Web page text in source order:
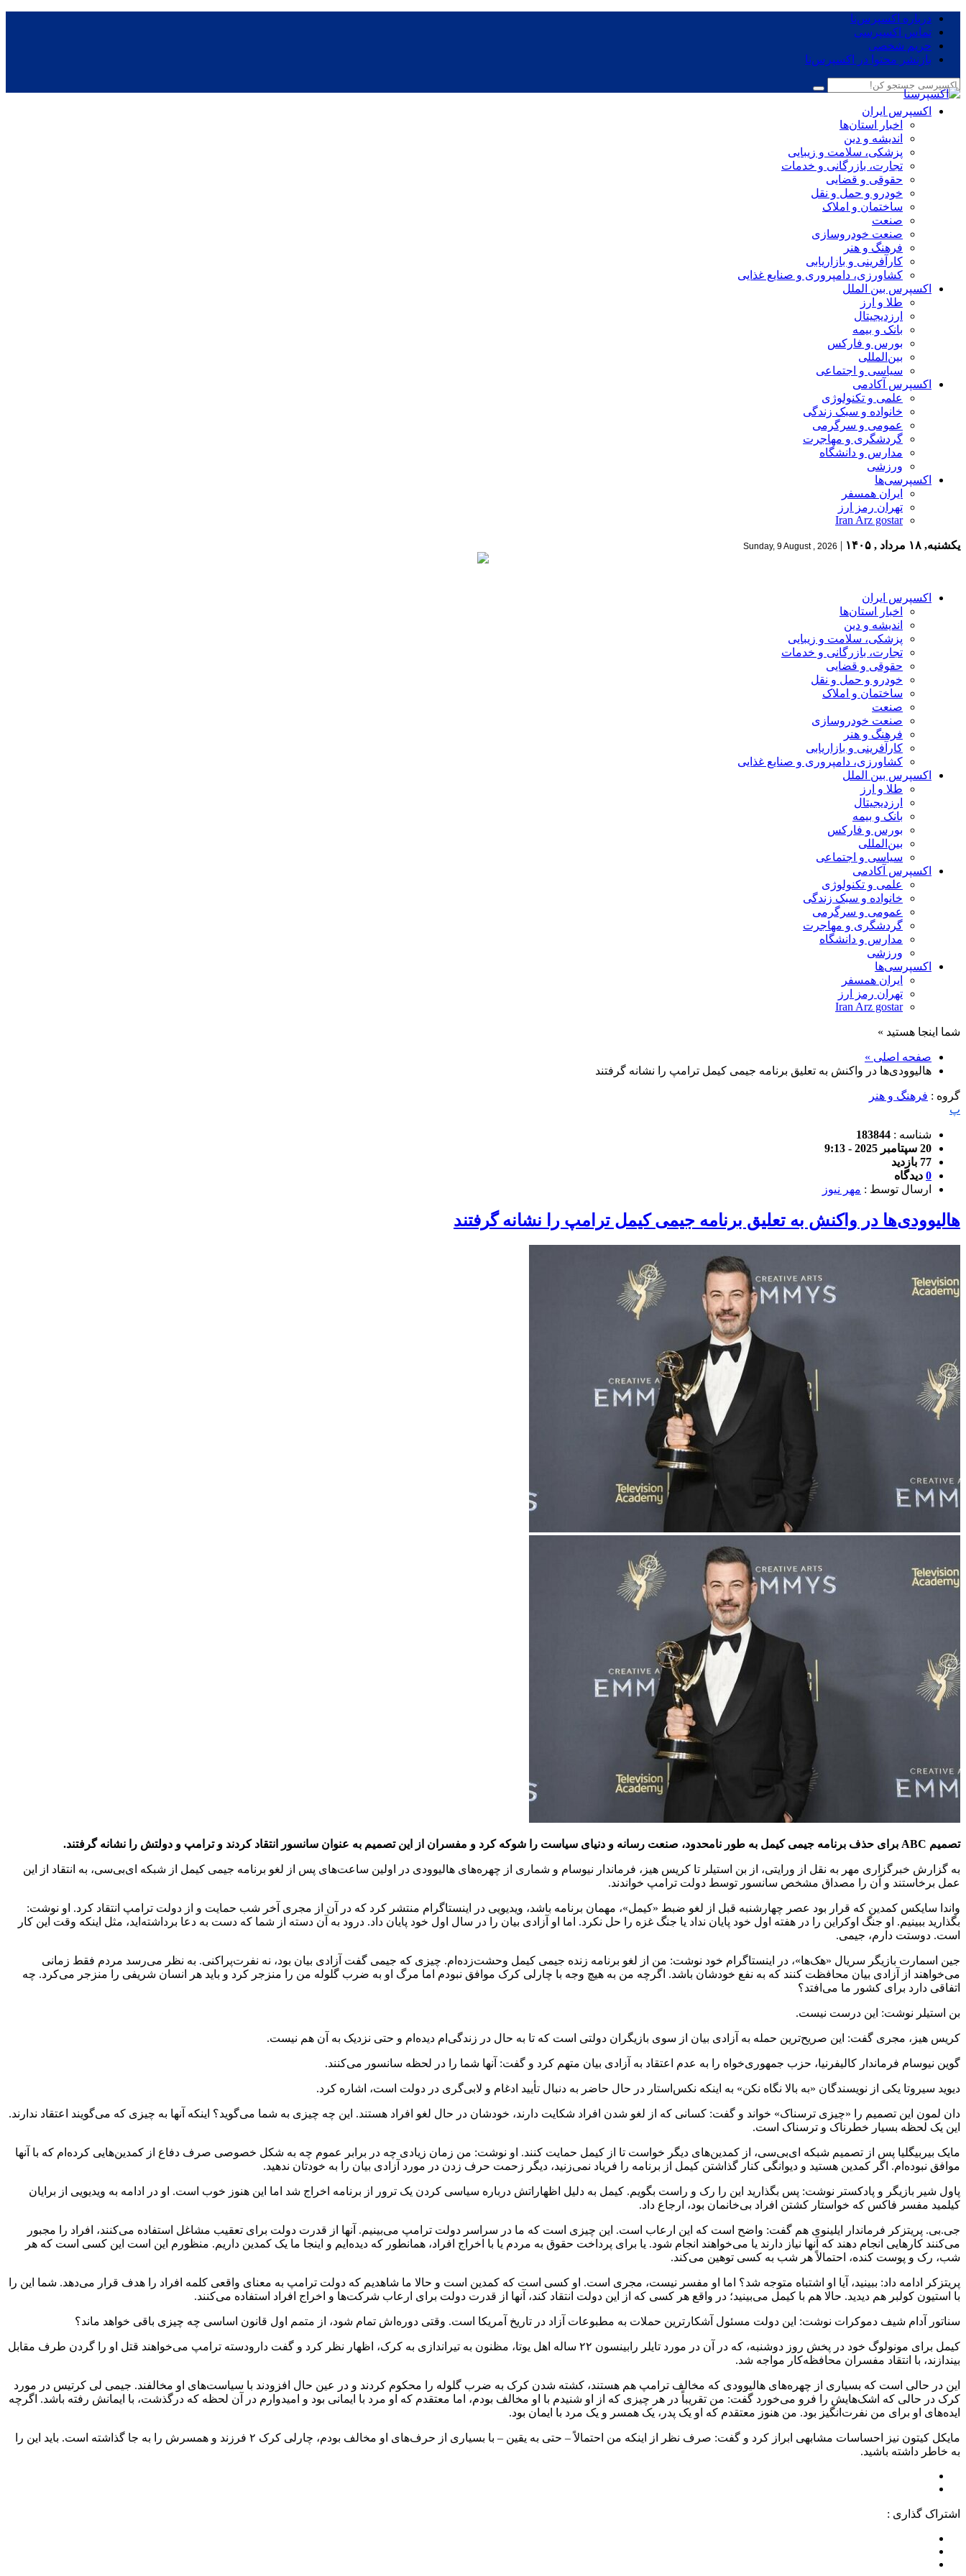
درباره اکسپرس‌نا
تماس اکسپرسی
حریم شخصی
بازنشر محتوا در اکسپرس‌نا
اکسپرس ایران
اخبار استان‌ها
اندیشه و دین
پزشکی، سلامت و زیبایی
تجارت، بازرگانی و خدمات
حقوقی و قضایی
خودرو و حمل و نقل
ساختمان و املاک
صنعت
صنعت خودروسازی
فرهنگ و هنر
کارآفرینی و بازاریابی
کشاورزی، دامپروری و صنایع غذایی
اکسپرس بین الملل
طلا و ارز
ارزدیجیتال
بانک و بیمه
بورس و فارکس
بین‌المللی
سیاسی و اجتماعی
اکسپرس آکادمی
علمی و تکنولوژی
خانواده و سبک زندگی
عمومی و سرگرمی
گردشگری و مهاجرت
مدارس و دانشگاه
ورزشی
اکسپرسی‌ها
ایران همسفر
تهران رمز ارز
Iran Arz gostar
یکشنبه, ۱۸ مرداد , ۱۴۰۵ |
Sunday, 9 August , 2026
اکسپرس ایران
اخبار استان‌ها
اندیشه و دین
پزشکی، سلامت و زیبایی
تجارت، بازرگانی و خدمات
حقوقی و قضایی
خودرو و حمل و نقل
ساختمان و املاک
صنعت
صنعت خودروسازی
فرهنگ و هنر
کارآفرینی و بازاریابی
کشاورزی، دامپروری و صنایع غذایی
اکسپرس بین الملل
طلا و ارز
ارزدیجیتال
بانک و بیمه
بورس و فارکس
بین‌المللی
سیاسی و اجتماعی
اکسپرس آکادمی
علمی و تکنولوژی
خانواده و سبک زندگی
عمومی و سرگرمی
گردشگری و مهاجرت
مدارس و دانشگاه
ورزشی
اکسپرسی‌ها
ایران همسفر
تهران رمز ارز
Iran Arz gostar
شما اینجا هستید »
صفحه اصلی »
هالیوودی‌ها در واکنش به تعلیق برنامه جیمی کیمل ترامپ را نشانه گرفتند
گروه : فرهنگ و هنر
پ
شناسه : 183844
20 سپتامبر 2025 - 9:13
77 بازدید
0 دیدگاه
ارسال توسط : مهر نیوز
هالیوودی‌ها در واکنش به تعلیق برنامه جیمی کیمل ترامپ را نشانه گرفتند
تصمیم ABC برای حذف برنامه جیمی کیمل به طور نامحدود، صنعت رسانه و دنیای سیاست را شوکه کرد و مفسران از این تصمیم به عنوان سانسور انتقاد کردند و ترامپ و دولتش را نشانه گرفتند.
به گزارش خبرگزاری مهر به نقل از ورایتی، از بن استیلر تا کریس هیز، فرماندار نیوسام و شماری از چهره‌های هالیوودی در اولین ساعت‌های پس از لغو برنامه جیمی کیمل از شبکه ای‌بی‌سی، به انتقاد از این
عمل برخاستند و آن را مصداق مشخص سانسور توسط دولت ترامپ خواندند.
واندا سایکس کمدین که قرار بود عصر چهارشنبه قبل از لغو ضبط «کیمل»، مهمان برنامه باشد، ویدیویی در اینستاگرام منتشر کرد که در آن از مجری آخر شب حمایت و از دولت ترامپ انتقاد کرد. او نوشت:
بگذارید ببینیم. او جنگ اوکراین را در هفته اول خود پایان نداد یا جنگ غزه را حل نکرد. اما او آزادی بیان را در سال اول خود پایان داد. درود به آن دسته از شما که دست به دعا برداشته‌اید، مثل اینکه وقت این کار
است. دوستت دارم، جیمی.
جین اسمارت بازیگر سریال «هک‌ها»، در اینستاگرام خود نوشت: من از لغو برنامه زنده جیمی کیمل وحشت‌زده‌ام. چیزی که جیمی گفت آزادی بیان بود، نه نفرت‌پراکنی. به نظر می‌رسد مردم فقط زمانی
می‌خواهند از آزادی بیان محافظت کنند که به نفع خودشان باشد. اگرچه من به هیچ وجه با چارلی کرک موافق نبودم اما مرگ او به ضرب گلوله من را منزجر کرد و باید هر انسان شریفی را منزجر می‌کرد. چه
اتفاقی دارد برای کشور ما می‌افتد؟
بن استیلر نوشت: این درست نیست.
کریس هیز، مجری گفت: این صریح‌ترین حمله به آزادی بیان از سوی بازیگران دولتی است که تا به حال در زندگی‌ام دیده‌ام و حتی نزدیک به آن هم نیست.
گوین نیوسام فرماندار کالیفرنیا، حزب جمهوری‌خواه را به عدم اعتقاد به آزادی بیان متهم کرد و گفت: آنها شما را در لحظه سانسور می‌کنند.
دیوید سیروتا یکی از نویسندگان «به بالا نگاه نکن» به اینکه نکس‌استار در حال حاضر به دنبال تأیید ادغام و لابی‌گری در دولت است، اشاره کرد.
دان لمون این تصمیم را «چیزی ترسناک» خواند و گفت: کسانی که از لغو شدن افراد شکایت دارند، خودشان در حال لغو افراد هستند. این چه چیزی به شما می‌گوید؟ اینکه آنها به چیزی که می‌گویند اعتقاد ندارند.
این یک لحظه بسیار خطرناک و ترسناک است.
مایک بیربیگلیا پس از تصمیم شبکه ای‌بی‌سی، از کمدین‌های دیگر خواست تا از کیمل حمایت کنند. او نوشت: من زمان زیادی چه در برابر عموم چه به شکل خصوصی صرف دفاع از کمدین‌هایی کرده‌ام که با آنها
موافق نبوده‌ام. اگر کمدین هستید و دیوانگی کنار گذاشتن کیمل از برنامه را فریاد نمی‌زنید، دیگر زحمت حرف زدن در مورد آزادی بیان را به خودتان ندهید.
پاول شیر بازیگر و پادکستر نوشت: پس بگذارید این را رک و راست بگویم. کیمل به دلیل اظهاراتش درباره سیاسی کردن یک ترور از برنامه اخراج شد اما این هنوز خوب است. او در ادامه به ویدیویی از برایان
کیلمید مفسر فاکس که خواستار کشتن افراد بی‌خانمان بود، ارجاع داد.
جی.بی. پریتزکر فرماندار ایلینوی هم گفت: واضح است که این ارعاب است. این چیزی است که ما در سراسر دولت ترامپ می‌بینیم. آنها از قدرت دولت برای تعقیب مشاغل استفاده می‌کنند، افراد را مجبور
می‌کنند کارهایی انجام دهند که آنها نیاز دارند یا می‌خواهند انجام شود. یا برای پرداخت حقوق به مردم یا با اخراج افراد، همانطور که دیده‌ایم و اینجا ما یک کمدین داریم. منظورم این است این کسی است که هر
شب، رک و پوست کنده، احتمالاً هر شب به کسی توهین می‌کند.
پریتزکر ادامه داد: ببینید، آیا او اشتباه متوجه شد؟ اما او مفسر نیست، مجری است. او کسی است که کمدین است و حالا ما شاهدیم که دولت ترامپ به معنای واقعی کلمه افراد را هدف قرار می‌دهد. شما این را
با استیون کولبر هم دیدید. حالا هم با کیمل می‌بینید؛ در واقع هر کسی که از این دولت انتقاد کند، آنها از قدرت دولت برای ارعاب شرکت‌ها و اخراج افراد استفاده می‌کنند.
سناتور آدام شیف دموکرات نوشت: این دولت مسئول آشکارترین حملات به مطبوعات آزاد در تاریخ آمریکا است. وقتی دوره‌اش تمام شود، از متمم اول قانون اساسی چه چیزی باقی خواهد ماند؟
کیمل برای مونولوگ خود در پخش روز دوشنبه، که در آن در مورد تایلر رابینسون ۲۲ ساله اهل یوتا، مظنون به تیراندازی به کرک، اظهار نظر کرد و گفت دارودسته ترامپ می‌خواهند قتل او را گردن طرف مقابل
بیندازند، با انتقاد مفسران محافظه‌کار مواجه شد.
این در حالی است که بسیاری از چهره‌های هالیوودی که مخالف ترامپ هم هستند، کشته شدن کرک به ضرب گلوله را محکوم کردند و در عین حال افزودند با سیاست‌های او مخالفند. جیمی لی کرتیس در مورد
کرک در حالی که اشک‌هایش را فرو می‌خورد گفت: من تقریباً در هر چیزی که از او شنیدم با او مخالف بودم، اما معتقدم که او مرد با ایمانی بود و امیدوارم در آن لحظه که درگذشت، با ایمانش رفته باشد. اگرچه
ایده‌های او برای من نفرت‌انگیز بود. من هنوز معتقدم که او یک پدر، یک همسر و یک مرد با ایمان بود.
مایکل کیتون نیز احساسات مشابهی ابراز کرد و گفت: صرف نظر از اینکه من احتمالاً – حتی به یقین – با بسیاری از حرف‌های او مخالف بودم، چارلی کرک ۲ فرزند و همسرش را به جا گذاشته است. باید این را
به خاطر داشته باشید.
اشتراک گذاری :